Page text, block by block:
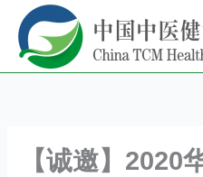
容
【诚邀】2020